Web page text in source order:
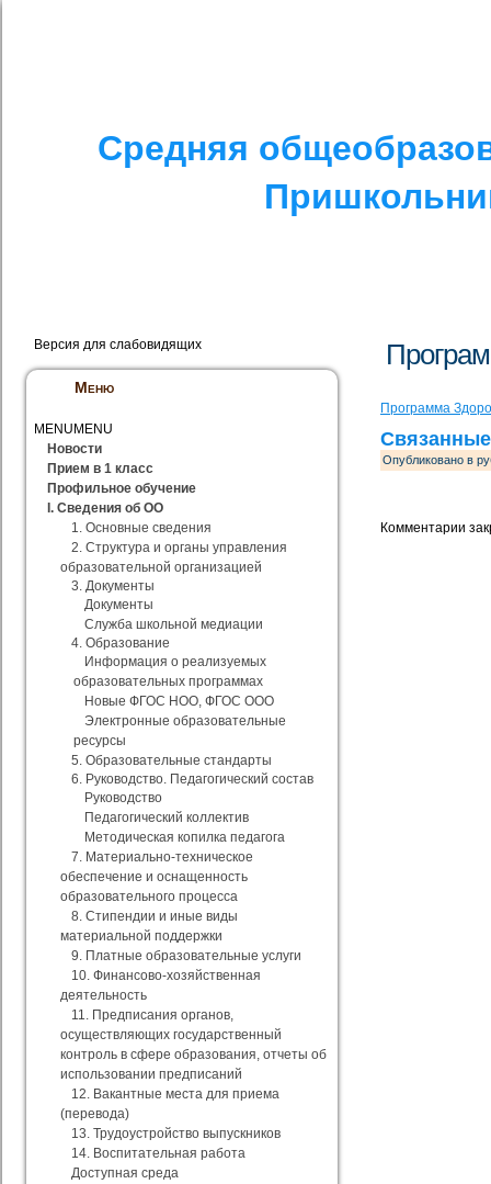
Средняя
Версия для слабовидящих
Меню
MENU MENU
Новости
Прием в 1 класс
Профильное обучение
I. Сведения об ОО
1. Основные сведения
2. Структура и органы управления
образовательной организацией
3. Документы
Документы
Служба школьной медиации
4. Образование
Информация о реализуемых
образовательных программах
Новые ФГОС НОО, ФГОС ООО
Электронные образовательные
ресурсы
5. Образовательные стандарты
6. Руководство. Педагогический состав
Руководство
Педагогический коллектив
Методическая копилка педагога
7. Материально-техническое
обеспечение и оснащенность
образовательного процесса
8. Стипендии и иные виды
материальной поддержки
9. Платные образовательные услуги
10. Финансово-хозяйственная
деятельность
11. Предписания органов,
осуществляющих государственный
контроль в сфере образования, отчеты об
использовании предписаний
12. Вакантные места для приема
(перевода)
13. Трудоустройство выпускников
14. Воспитательная работа
Доступная среда
Программа
Опубликовано в
Комментарии